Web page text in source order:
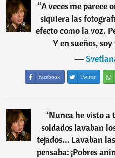
“A veces me parece
siquiera las
efecto como la voz.
Y en sueños,
―
Facebook Twitter
“Nunca he visto a
soldados lavaban
tejados... Lavaban
pensaba: ¡Pobres